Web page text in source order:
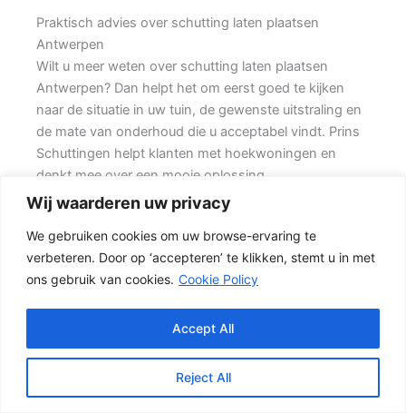
Wij waarderen uw privacy
We gebruiken cookies om uw browse-ervaring te
verbeteren. Door op ‘accepteren’ te klikken, stemt u in met
ons gebruik van cookies. Cookie Policy
Reject All
Accept All
Praktisch advies over schutting laten plaatsen
Antwerpen
Wilt u meer weten over schutting laten plaatsen
Antwerpen? Dan helpt het om eerst goed te kijken
naar de situatie in uw tuin, de gewenste uitstraling en
de mate van onderhoud die u acceptabel vindt. Prins
Schuttingen helpt klanten met hoekwoningen en
denkt mee over een mooie oplossing.
Een nette tuinafscheiding vraagt om meer dan alleen
een paar schermen en palen. Wilt u zo min mogelijk
onderhoud, dan is een betonschutting of hout-beton
combinatie vaak een slimme keuze. Daarbij spelen
ook zaken mee zoals windbelasting,
hoogteverschillen, grondsoort, erfgrens en de
bereikbaarheid van de tuin.